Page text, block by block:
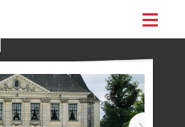
assortiment